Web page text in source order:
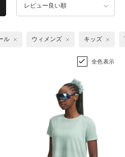
レビュー良い順
ル ウィメンズ キッズ
全色表示